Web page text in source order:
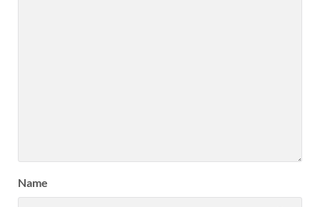
Name